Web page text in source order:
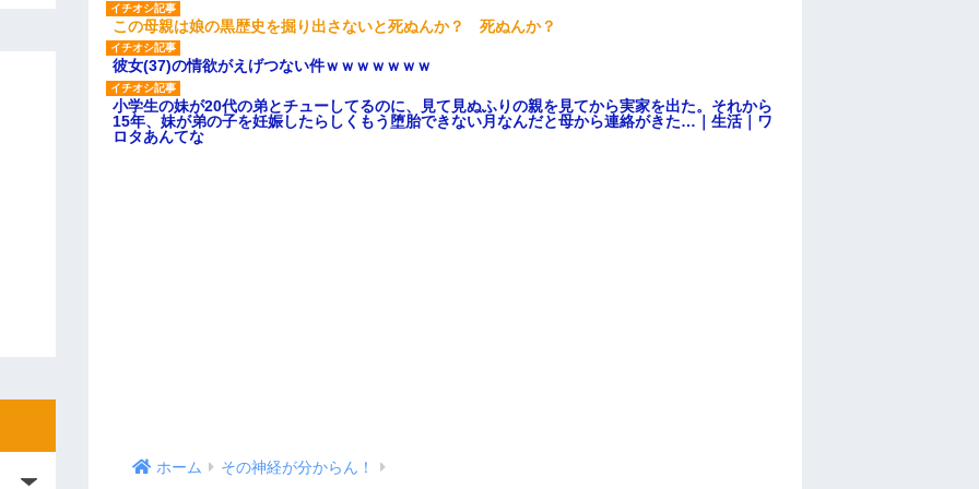
この母親は娘の黒歴史を掘り出さないと死ぬんか？ 死ぬんか？
彼女(37)の情欲がえげつない件ｗｗｗｗｗｗｗ
小学生の妹が20代の弟とチューしてるのに、見て見ぬふりの親を見てから実家を出た。それから
15年、妹が弟の子を妊娠したらしくもう堕胎できない月なんだと母から連絡がきた…｜生活｜ワ
ロタあんてな
ホーム その神経が分からん！